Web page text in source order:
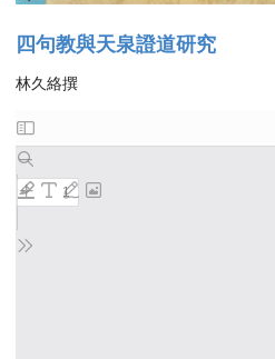
四句教與天泉證道研究
林久絡撰